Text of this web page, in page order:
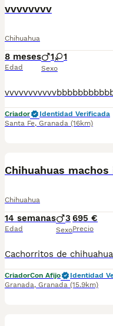
vvvvvvvv
Chihuahua
8 meses
Edad
1 1
Sexo
Criador
Identidad Verificada
Santa Fe, Granada (16km)
Chihuahuas
Chihuahua
14 semanas
Edad
3
Sexo
695 €
Precio
CriadorCon Afijo
Identidad
Granada, Granada (15.9km)